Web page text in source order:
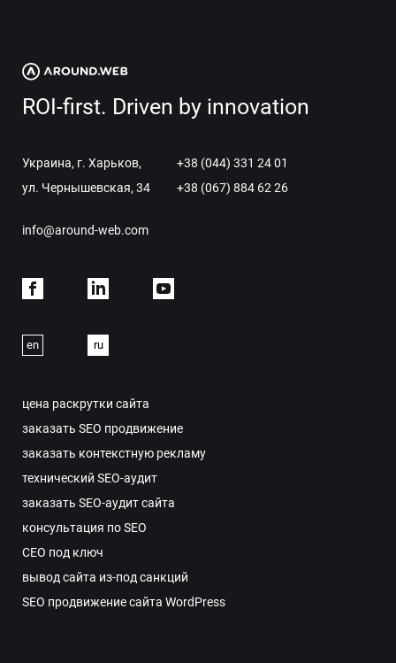
ROI-first. Driven by innovation
Украина, г. Харьков,
ул. Чернышевская, 34
+38 (044) 331 24 01
+38 (067) 884 62 26
info@around-web.com
Facebook
en ru
цена раскрутки сайта
заказать SEO продвижение
заказать контекстную рекламу
технический SEO-аудит
заказать SEO-аудит сайта
консультация по SEO
СЕО под ключ
вывод сайта из-под санкций
SEO продвижение сайта WordPress